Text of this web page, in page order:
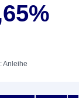
Anleihe